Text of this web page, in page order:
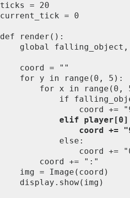
ticks = 20
current_tick = 0
def render():
	global falling_object,
elif player[0]
coord +=